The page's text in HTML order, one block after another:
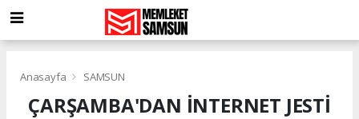
Anasayfa SAMSUN
ÇARŞAMBA'DAN İNTERNET JESTİ